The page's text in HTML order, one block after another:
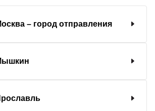
– город отправления